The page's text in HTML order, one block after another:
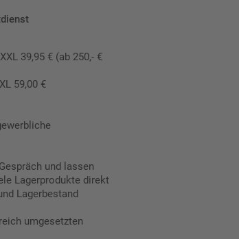
39,95 € (ab 250,- €
59,00 €
und lassen
Lagerprodukte direkt
Lagerbestand
umgesetzten